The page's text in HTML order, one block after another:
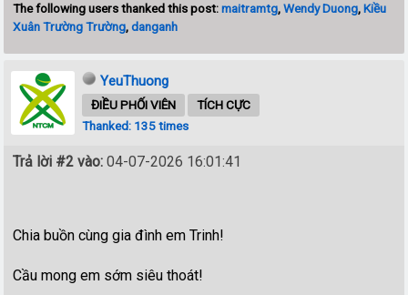
The following users thanked this post:maitramtg,Wendy Duong,Kiều
Xuân Trường Trường,danganh
YeuThuong
ĐIỀU PHỐI VIÊN
TÍCH CỰC
Thanked: 135 times
Trả lời #2 vào: 04-07-2026 16:01:41
Chia buồn cùng gia đình em Trinh!
Cầu mong em sớm siêu thoát!